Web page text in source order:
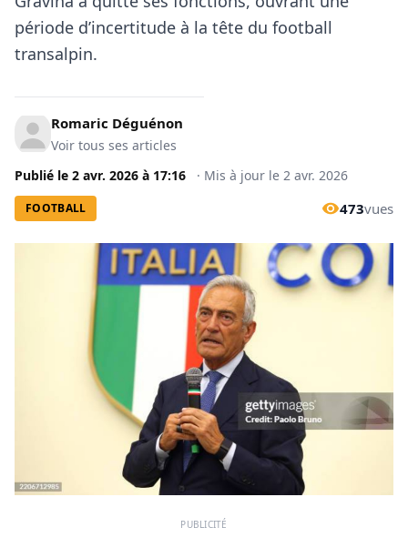
période d’incertitude à la tête du football
transalpin.
Romaric Déguénon
Voir tous ses articles
Publié le 2 avr. 2026 à 17:16 · Mis à jour le 2 avr. 2026
FOOTBALL 473vues
PUBLICITÉ